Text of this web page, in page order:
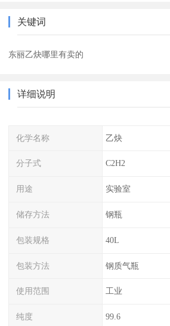
关键词
东丽乙炔哪里有卖的
详细说明
化学名称 乙炔
分子式 C2H2
用途 实验室
储存方法 钢瓶
包装规格 40L
包装方法 钢质气瓶
使用范围 工业
纯度 99.6